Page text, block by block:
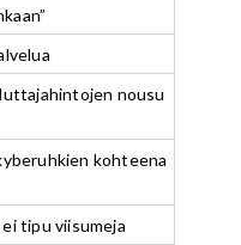
nousu
kohteena
tipu viisumeja